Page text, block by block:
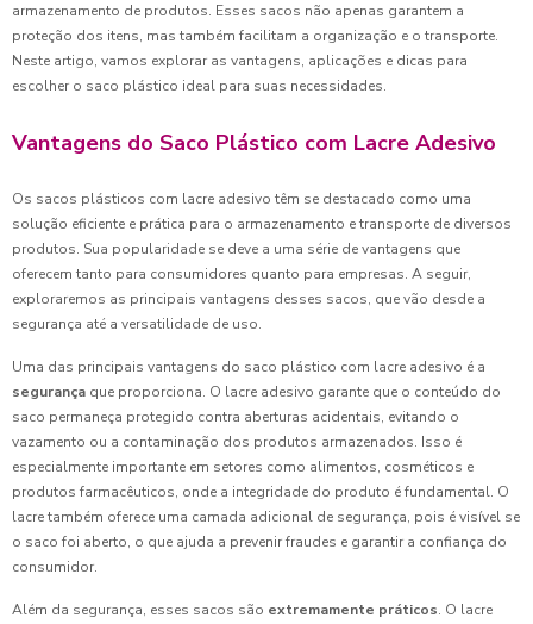
armazenamento de produtos. Esses sacos não apenas garantem a
proteção dos itens, mas também facilitam a organização e o transporte.
Neste artigo, vamos explorar as vantagens, aplicações e dicas para
escolher o saco plástico ideal para suas necessidades.
Vantagens do Saco Plástico com Lacre Adesivo
Os sacos plásticos com lacre adesivo têm se destacado como uma
solução eficiente e prática para o armazenamento e transporte de diversos
produtos. Sua popularidade se deve a uma série de vantagens que
oferecem tanto para consumidores quanto para empresas. A seguir,
exploraremos as principais vantagens desses sacos, que vão desde a
segurança até a versatilidade de uso.
Uma das principais vantagens do saco plástico com lacre adesivo é a
segurança que proporciona. O lacre adesivo garante que o conteúdo do
saco permaneça protegido contra aberturas acidentais, evitando o
vazamento ou a contaminação dos produtos armazenados. Isso é
especialmente importante em setores como alimentos, cosméticos e
produtos farmacêuticos, onde a integridade do produto é fundamental. O
lacre também oferece uma camada adicional de segurança, pois é visível se
o saco foi aberto, o que ajuda a prevenir fraudes e garantir a confiança do
consumidor.
Além da segurança, esses sacos são extremamente práticos. O lacre